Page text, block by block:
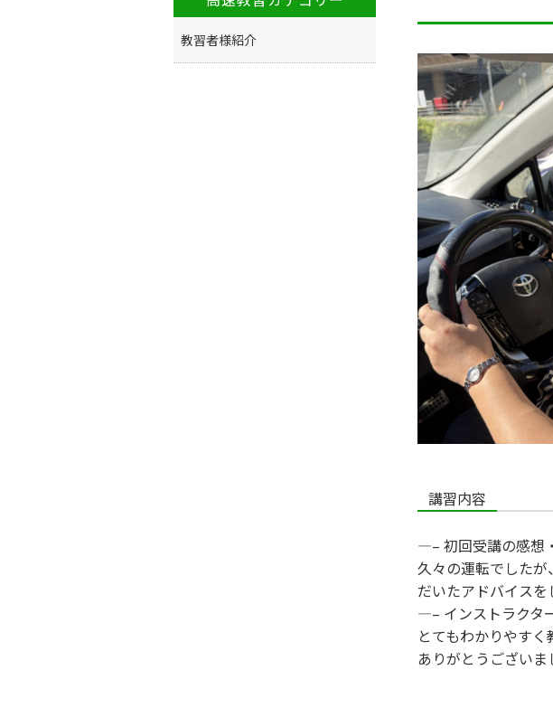
講習内容
—– 初回受講の感想
久々の運転でしたが
だいたアドバイス
—– インストラクタ
とてもわかりやすく
ありがとうございま
教習者様紹介